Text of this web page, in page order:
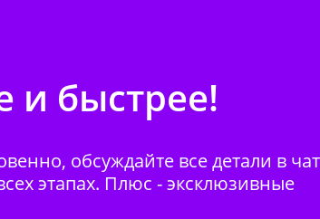
и быстрее!
обсуждайте все детали в
этапах. Плюс - эксклюзивные